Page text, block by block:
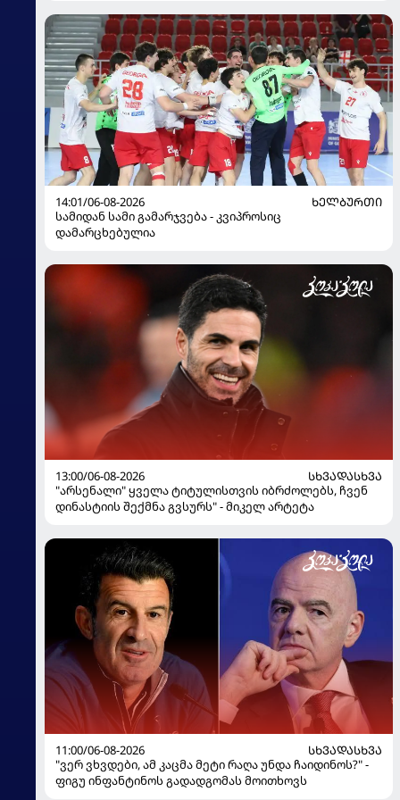
14:01/06-08-2026
ᲮᲔᲚᲑᲣᲠᲗᲘ
სამიდან სამი გამარჯვება - კვიპროსიც
დამარცხებულია
13:00/06-08-2026
ᲡᲮᲕᲐᲓᲐᲡᲮᲕᲐ
"არსენალი" ყველა ტიტულისთვის იბრძოლებს, ჩვენ
დინასტიის შექმნა გვსურს" - მიკელ არტეტა
11:00/06-08-2026
ᲡᲮᲕᲐᲓᲐᲡᲮᲕᲐ
"ვერ ვხვდები, ამ კაცმა მეტი რაღა უნდა ჩაიდინოს?" -
ფიგუ ინფანტინოს გადადგომას მოითხოვს